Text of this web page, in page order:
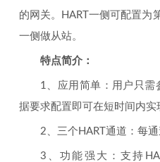
的网关。HART一侧可配置为
一侧做从站。
特点简介：
1、应用简单：用户只需
据要求配置即可在短时间内实
2、三个HART通道：每
3、功能强大：支持